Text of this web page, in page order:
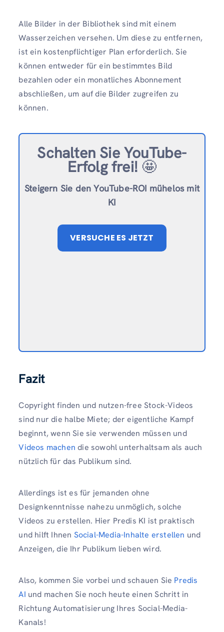
Alle Bilder in der Bibliothek sind mit einem
Wasserzeichen versehen. Um diese zu entfernen,
ist ein kostenpflichtiger Plan erforderlich. Sie
können entweder für ein bestimmtes Bild
bezahlen oder ein monatliches Abonnement
abschließen, um auf die Bilder zugreifen zu
können.
Schalten Sie YouTube-
Erfolg frei! 🤩
Steigern Sie den YouTube-ROI mühelos mit
KI
VERSUCHE ES JETZT
Fazit
Copyright finden und nutzen-free Stock-Videos
sind nur die halbe Miete; der eigentliche Kampf
beginnt, wenn Sie sie verwenden müssen und
Videos machen die sowohl unterhaltsam als auch
nützlich für das Publikum sind.
Allerdings ist es für jemanden ohne
Designkenntnisse nahezu unmöglich, solche
Videos zu erstellen. Hier Predis KI ist praktisch
und hilft Ihnen Social-Media-Inhalte erstellen und
Anzeigen, die Ihr Publikum lieben wird.
Also, kommen Sie vorbei und schauen Sie Predis
AI und machen Sie noch heute einen Schritt in
Richtung Automatisierung Ihres Social-Media-
Kanals!